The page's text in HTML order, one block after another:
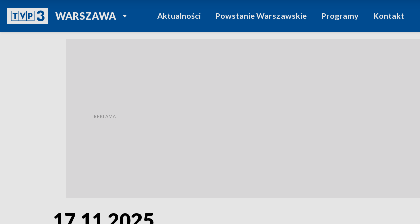
WARSZAWAPOWRÓT DO
TVP REGIONY
Aktualności Powstanie Warszawskie Programy Kontakt